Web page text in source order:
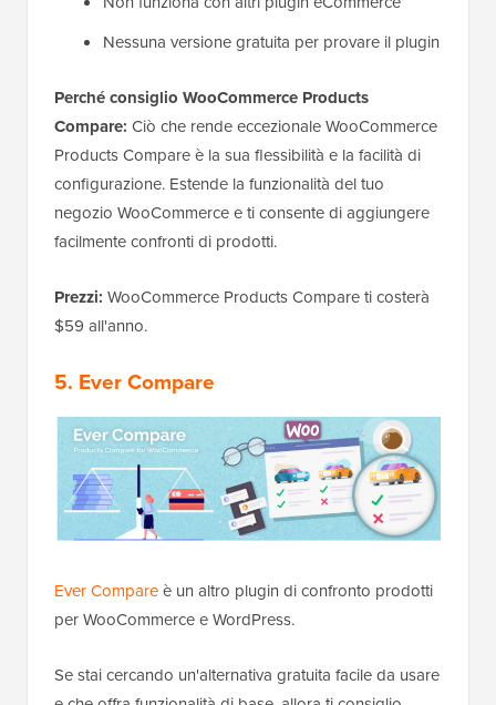
Nessuna versione gratuita per provare il plugin
Perché consiglio WooCommerce Products
Compare: Ciò che rende eccezionale WooCommerce
Products Compare è la sua flessibilità e la facilità di
configurazione. Estende la funzionalità del tuo
negozio WooCommerce e ti consente di aggiungere
facilmente confronti di prodotti.
Prezzi: WooCommerce Products Compare ti costerà
$59 all'anno.
5. Ever Compare
Ever Compareè un altro plugin di confronto prodotti
per WooCommerce e WordPress.
Se stai cercando un'alternativa gratuita facile da usare